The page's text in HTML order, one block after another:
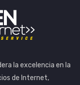
la excelencia en la
de Internet,